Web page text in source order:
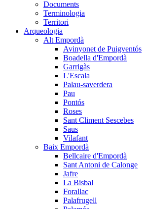
Documents
Terminologia
Territori
Arqueologia
Alt Empordà
Avinyonet de Puigventós
Boadella d'Empordà
Garrigàs
L'Escala
Palau-saverdera
Pau
Pontós
Roses
Sant Climent Sescebes
Saus
Vilafant
Baix Empordà
Bellcaire d'Empordà
Sant Antoni de Calonge
Jafre
La Bisbal
Forallac
Palafrugell